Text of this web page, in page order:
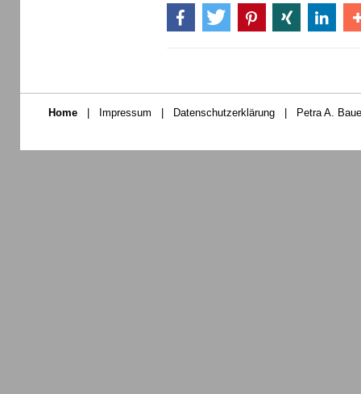
Home Impressum Datenschutzerklärung Petra A.